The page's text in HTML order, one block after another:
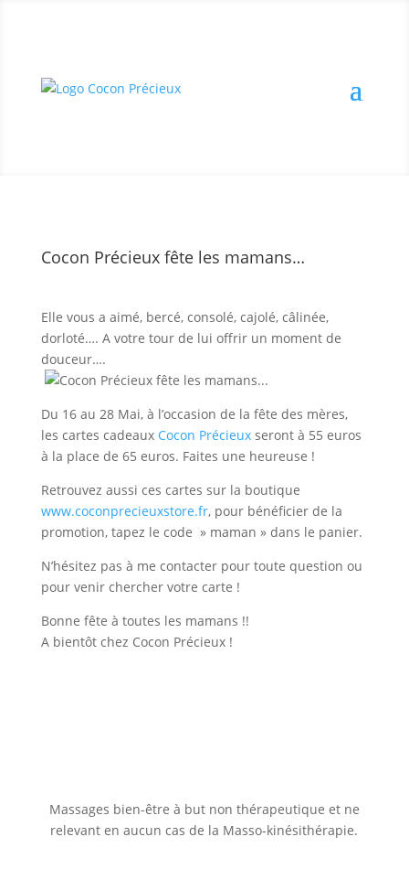
Cocon Précieux fête les mamans…
Elle vous a aimé, bercé, consolé, cajolé, câlinée,
dorloté…. A votre tour de lui offrir un moment de
douceur….
Du 16 au 28 Mai, à l’occasion de la fête des mères,
les cartes cadeaux Cocon Précieuxseront à 55 euros
à la place de 65 euros. Faites une heureuse !
Retrouvez aussi ces cartes sur la boutique
www.coconprecieuxstore.fr, pour bénéficier de la
promotion, tapez le code » maman » dans le panier.
N’hésitez pas à me contacter pour toute question ou
pour venir chercher votre carte !
Bonne fête à toutes les mamans !!
A bientôt chez Cocon Précieux !
Massages bien-être à but non thérapeutique et ne
relevant en aucun cas de la Masso-kinésithérapie.